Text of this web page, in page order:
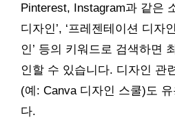
Pinterest, Instagram과 같은
디자인’, ‘프레젠테이션 디자
인’ 등의 키워드로 검색하면
인할 수 있습니다. 디자인 관
(예: Canva 디자인 스쿨)도
다.